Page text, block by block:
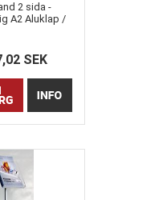
2 sida -
A2 Aluklap /
SEK